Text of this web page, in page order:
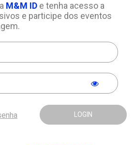
M&M IDe tenha acesso a
e participe dos eventos
LOGIN